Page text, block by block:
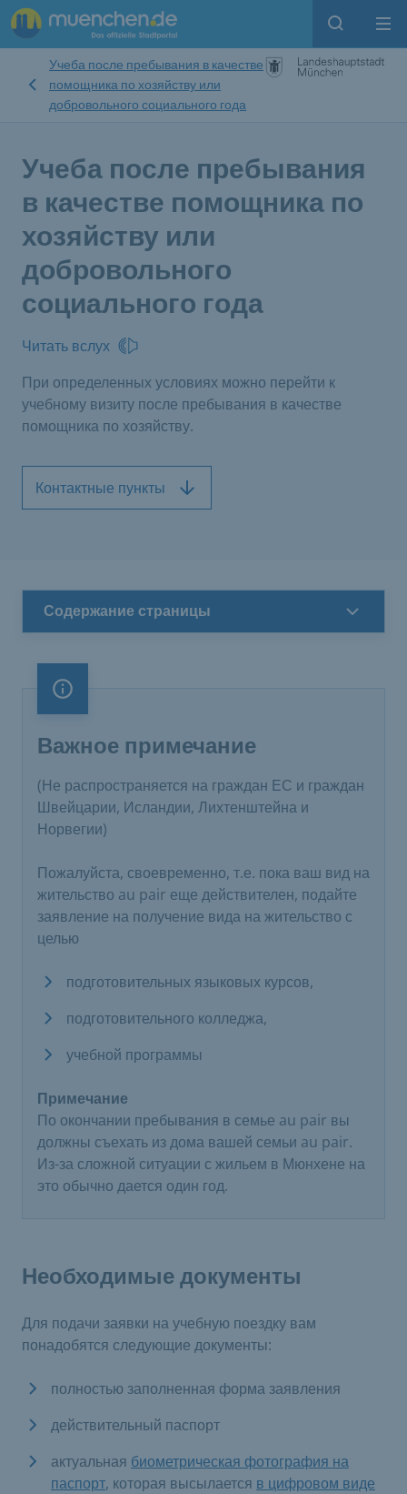
Open
Учеба после пребывания в качестве
помощника по хозяйству или
добровольного социального года
Учеба после пребывания
в качестве помощника по
хозяйству или
добровольного
социального года
Читать вслух
При определенных условиях можно перейти к
учебному визиту после пребывания в качестве
помощника по хозяйству.
Контактные пункты
Содержание страницы
Важное примечание
Важное примечание
(Не распространяется на граждан ЕС и граждан
Швейцарии, Исландии, Лихтенштейна и
Норвегии)
Пожалуйста, своевременно, т.е. пока ваш вид на
жительство au pair еще действителен, подайте
заявление на получение вида на жительство с
целью
подготовительных языковых курсов,
подготовительного колледжа,
учебной программы
Примечание
По окончании пребывания в семье au pair вы
должны съехать из дома вашей семьи au pair.
Из-за сложной ситуации с жильем в Мюнхене на
это обычно дается один год.
Необходимые документы
Для подачи заявки на учебную поездку вам
понадобятся следующие документы:
полностью заполненная форма заявления
действительный паспорт
актуальная биометрическая фотография на
паспорт, которая высылается в цифровом виде